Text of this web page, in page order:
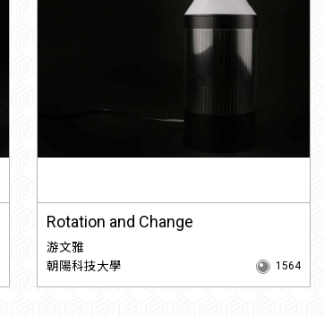
Rotation and Change
游文雅
朝陽科技大學
1564